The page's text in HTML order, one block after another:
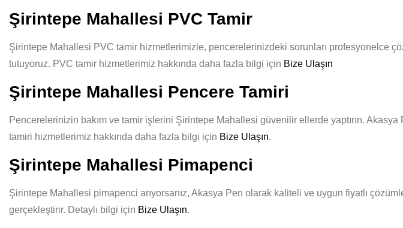
Şirintepe Mahallesi PVC Tamir
Şirintepe Mahallesi PVC tamir hizmetlerimizle, pencerelerinizdeki sorunları profesyonelce
tutuyoruz. PVC tamir hizmetlerimiz hakkında daha fazla bilgi için Bize Ulaşın
Şirintepe Mahallesi Pencere Tamiri
Pencerelerinizin bakım ve tamir işlerini Şirintepe Mahallesi güvenilir ellerde yaptırın.
tamiri hizmetlerimiz hakkında daha fazla bilgi için Bize Ulaşın.
Şirintepe Mahallesi Pimapenci
Şirintepe Mahallesi pimapenci arıyorsanız, Akasya Pen olarak kaliteli ve uygun fiyatlı
gerçekleştirir. Detaylı bilgi için Bize Ulaşın.